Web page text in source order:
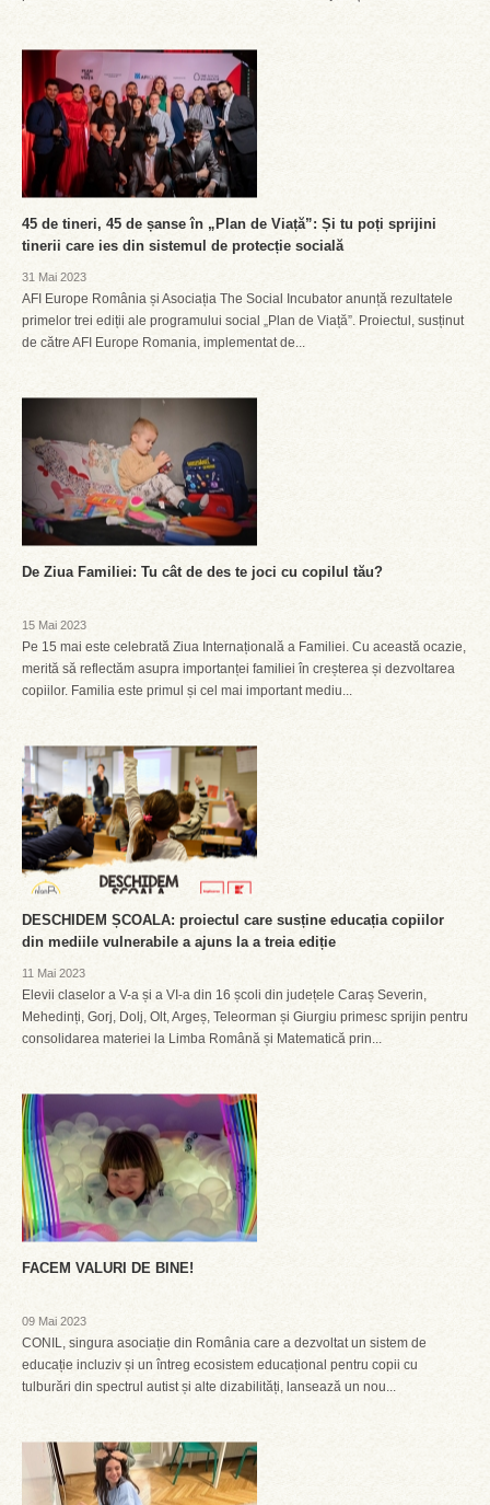
45 de tineri, 45 de șanse în „Plan de Viață”: Și tu poți sprijini
tinerii care ies din sistemul de protecție socială
31 Mai 2023
AFI Europe România și Asociația The Social Incubator anunță rezultatele
primelor trei ediții ale programului social „Plan de Viață”. Proiectul, susținut
de către AFI Europe Romania, implementat de...
De Ziua Familiei: Tu cât de des te joci cu copilul tău?
15 Mai 2023
Pe 15 mai este celebrată Ziua Internațională a Familiei. Cu această ocazie,
merită să reflectăm asupra importanței familiei în creșterea și dezvoltarea
copiilor. Familia este primul și cel mai important mediu...
DESCHIDEM ȘCOALA: proiectul care susține educația copiilor
din mediile vulnerabile a ajuns la a treia ediție
11 Mai 2023
Elevii claselor a V-a și a VI-a din 16 școli din județele Caraș Severin,
Mehedinți, Gorj, Dolj, Olt, Argeș, Teleorman și Giurgiu primesc sprijin pentru
consolidarea materiei la Limba Română și Matematică prin...
FACEM VALURI DE BINE!
09 Mai 2023
CONIL, singura asociație din România care a dezvoltat un sistem de
educație incluziv și un întreg ecosistem educațional pentru copii cu
tulburări din spectrul autist și alte dizabilități, lansează un nou...